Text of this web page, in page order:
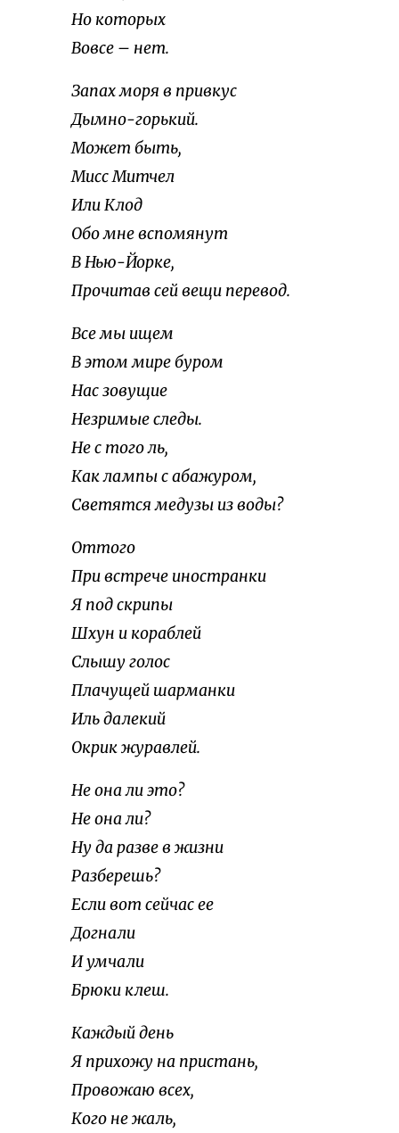
Но которых
Вовсе – нет.
Запах моря в привкус
Дымно-горький.
Может быть,
Мисс Митчел
Или Клод
Обо мне вспомянут
В Нью-Йорке,
Прочитав сей вещи перевод.
Все мы ищем
В этом мире буром
Нас зовущие
Незримые следы.
Не с того ль,
Как лампы с абажуром,
Светятся медузы из воды?
Оттого
При встрече иностранки
Я под скрипы
Шхун и кораблей
Слышу голос
Плачущей шарманки
Иль далекий
Окрик журавлей.
Не она ли это?
Не она ли?
Ну да разве в жизни
Разберешь?
Если вот сейчас ее
Догнали
И умчали
Брюки клеш.
Каждый день
Я прихожу на пристань,
Провожаю всех,
Кого не жаль,